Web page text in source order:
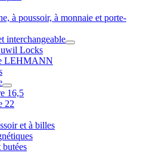
à poussoir, à monnaie et porte-
interchangeable
Locks
LEHMANN
16,5
22
et à billes
butées